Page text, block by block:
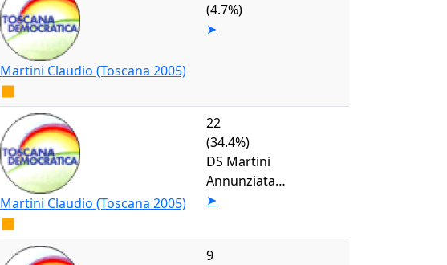
Martini Claudio (Toscana 2005)
(4.7%)
➤
Martini Claudio (Toscana 2005)
22
(34.4%)
DS Martini
Annunziata…
➤
9